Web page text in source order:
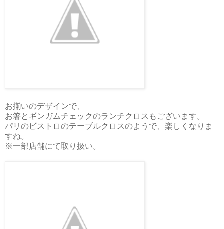
お揃いのデザインで、
お箸とギンガムチェックのランチクロスもございます。
パリのビストロのテーブルクロスのようで、楽しくなりま
すね。
※一部店舗にて取り扱い。